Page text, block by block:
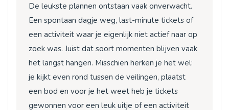
De leukste plannen ontstaan vaak onverwacht.
Een spontaan dagje weg, last-minute tickets of
een activiteit waar je eigenlijk niet actief naar op
zoek was. Juist dat soort momenten blijven vaak
het langst hangen. Misschien herken je het wel:
je kijkt even rond tussen de veilingen, plaatst
een bod en voor je het weet heb je tickets
gewonnen voor een leuk uitje of een activiteit